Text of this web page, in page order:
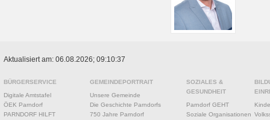
Aktualisiert am: 06.08.2026; 09:10:37
BÜRGERSERVICE
Digitale Amtstafel
ÖEK Parndorf
PARNDORF HILFT
GEMEINDEPORTRAIT
Unsere Gemeinde
Die Geschichte Parndorfs
750 Jahre Parndorf
SOZIALES &
GESUNDHEIT
Parndorf GEHT
Soziale Organisationen